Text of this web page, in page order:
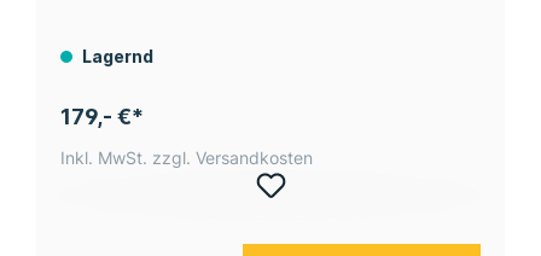
Lagernd
179,- €*
Inkl. MwSt. zzgl. Versandkosten